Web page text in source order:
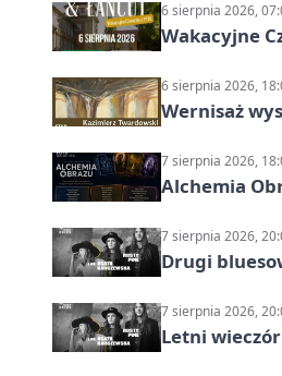
6 sierpnia 2026,
Wakacyjne
6 sierpnia 2026,
Wernisaż
7 sierpnia 2026,
Alchemia
7 sierpnia 2026,
Drugi
7 sierpnia 2026,
Letni